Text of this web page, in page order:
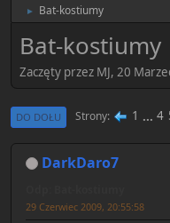
► Bat-kostiumy
Bat-kostiumy
Zaczęty przez MJ, 20
DO DOŁU Strony 1 ... 4
DarkDaro7
29 Czerwiec 2009, 20:55:58